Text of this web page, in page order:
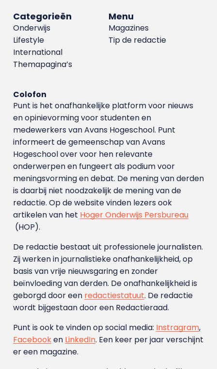
Menu
Magazines
Tip de redactie
Categorieën
Onderwijs
Lifestyle
International
Themapagina’s
Colofon
Punt is het onafhankelijke platform voor nieuws
en opinievorming voor studenten en
medewerkers van Avans Hoge­school. Punt
informeert de gemeenschap van Avans
Hogeschool over voor hen relevante
onderwerpen en fungeert als podium voor
meningsvorming en debat. De mening van derden
is daarbij niet noodzakelijk de mening van de
redactie. Op de website vinden lezers ook
artikelen van het Hoger Onderwijs Persbureau
(HOP).
De redactie bestaat uit professionele journalisten.
Zij werken in journalistieke onafhankelijkheid, op
basis van vrije nieuwsgaring en zonder
beïnvloeding van derden. De onafhankelijkheid is
geborgd door een redactiestatuut. De redactie
wordt bijgestaan door een Redactieraad.
Punt is ook te vinden op social media: Instragram,
Facebooken LinkedIn. Een keer per jaar verschijnt
er een magazine.